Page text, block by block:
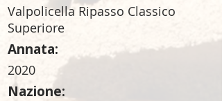
Valpolicella Ripasso Classico
Superiore
Annata:
2020
Nazione: